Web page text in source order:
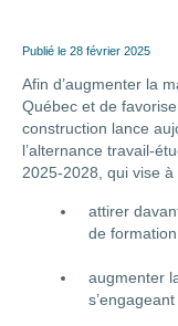
Publié le 28 février 2025
Afin d’augmenter la
Québec et de
construction lance
l’alternance travail-
2025-2028, qui vise à
attirer
de
augmenter